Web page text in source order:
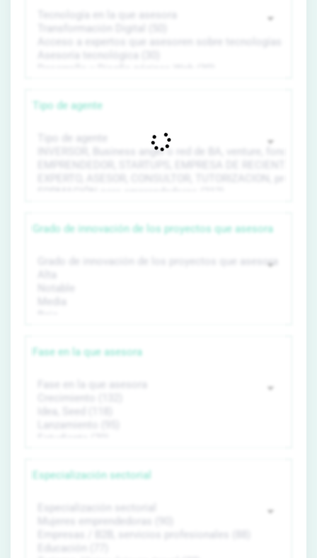
Tipo de agente
Grado de innovación de los proyectos que asesora
Fase en la que asesora
Especialización sectorial